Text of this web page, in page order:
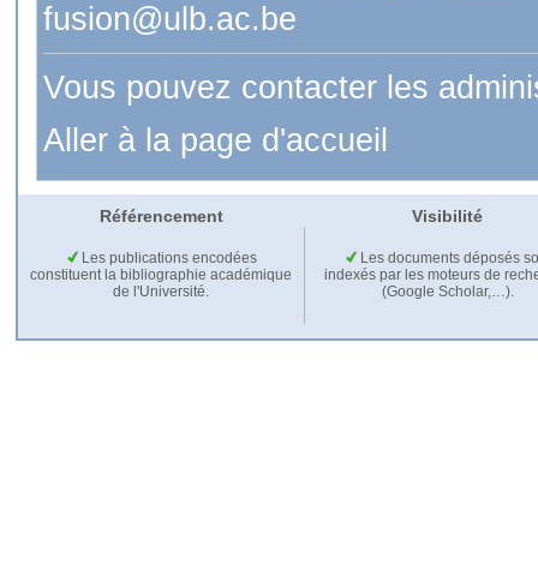
fusion@ulb.ac.be
Vous pouvez contacter les
Aller à la page d'accueil
Référencement Visibilité
Les publications encodées
constituent la bibliographie académique
de l'Université.
Les documents déposés
indexés par les moteurs de
(Google Scholar,…).